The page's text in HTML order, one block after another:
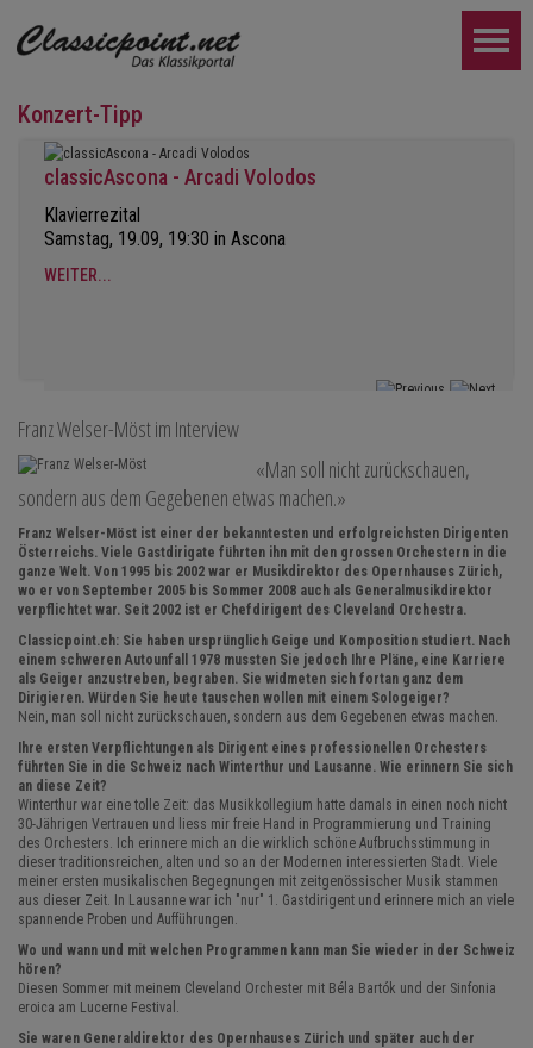
Konzert-Tipp
classicAscona - Arcadi Volodos
Klavierrezital
Samstag, 19.09, 19:30 in Ascona
WEITER...
Franz Welser-Möst im Interview
«Man soll nicht zurückschauen,
sondern aus dem Gegebenen etwas machen.»
Franz Welser-Möst ist einer der bekanntesten und erfolgreichsten Dirigenten
Österreichs. Viele Gastdirigate führten ihn mit den grossen Orchestern in die
ganze Welt. Von 1995 bis 2002 war er Musikdirektor des Opernhauses Zürich,
wo er von September 2005 bis Sommer 2008 auch als Generalmusikdirektor
verpflichtet war. Seit 2002 ist er Chefdirigent des Cleveland Orchestra.
Classicpoint.ch: Sie haben ursprünglich Geige und Komposition studiert. Nach
einem schweren Autounfall 1978 mussten Sie jedoch Ihre Pläne, eine Karriere
als Geiger anzustreben, begraben. Sie widmeten sich fortan ganz dem
Dirigieren. Würden Sie heute tauschen wollen mit einem Sologeiger?
Nein, man soll nicht zurückschauen, sondern aus dem Gegebenen etwas machen.
Ihre ersten Verpflichtungen als Dirigent eines professionellen Orchesters
führten Sie in die Schweiz nach Winterthur und Lausanne. Wie erinnern Sie sich
an diese Zeit?
Winterthur war eine tolle Zeit: das Musikkollegium hatte damals in einen noch nicht
30-Jährigen Vertrauen und liess mir freie Hand in Programmierung und Training
des Orchesters. Ich erinnere mich an die wirklich schöne Aufbruchsstimmung in
dieser traditionsreichen, alten und so an der Modernen interessierten Stadt. Viele
meiner ersten musikalischen Begegnungen mit zeitgenössischer Musik stammen
aus dieser Zeit. In Lausanne war ich "nur" 1. Gastdirigent und erinnere mich an viele
spannende Proben und Aufführungen.
Wo und wann und mit welchen Programmen kann man Sie wieder in der Schweiz
hören?
Diesen Sommer mit meinem Cleveland Orchester mit Béla Bartók und der Sinfonia
eroica am Lucerne Festival.
Sie waren Generaldirektor des Opernhauses Zürich und später auch der